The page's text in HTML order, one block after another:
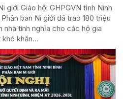
giới Giáo hội GHPGVN tỉnh Ninh
ban Ni giới đã trao 180 triệu
tình nghĩa cho các hộ gia
khăn...